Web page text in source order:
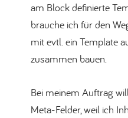
am Block definierte
brauche ich für den
mit evtl. ein Template
zusammen bauen.
Bei meinem Auftrag
Meta-Felder, weil ich